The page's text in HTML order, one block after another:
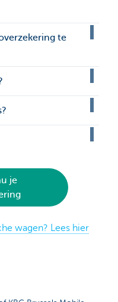
te
je
wagen? Lees hier